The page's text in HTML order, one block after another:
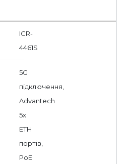
ICR-
4461S
5G
підключення,
Advantech
5x
ETH
портів,
PoE